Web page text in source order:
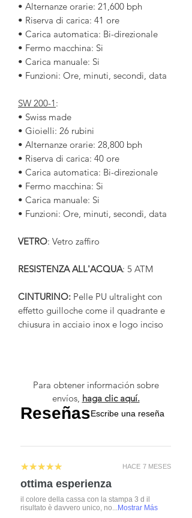
• Alternanze orarie: 21,600 bph
• Riserva di carica: 41 ore
• Carica automatica: Bi-direzionale
• Fermo macchina: Si
• Carica manuale: Si
• Funzioni: Ore, minuti, secondi, data
SW 200-1 :
• Swiss made
• Gioielli: 26 rubini
• Alternanze orarie: 28,800 bph
• Riserva di carica: 40 ore
• Carica automatica: Bi-direzionale
• Fermo macchina: Si
• Carica manuale: Si
• Funzioni: Ore, minuti, secondi, data
VETRO: Vetro zaffiro
RESISTENZA ALL'ACQUA: 5 ATM
CINTURINO: Pelle PU ultralight con
effetto guilloche come il quadrante e
chiusura in acciaio inox e logo inciso
Para obtener información sobre
envíos, haga clic aquí.
ReseñasEscribe una reseña
HACE 7 MESES
5
★★★★★
ottima esperienza
il colore della cassa con la stampa 3 d il
risultato è davvero unico, no...Mostrar Más